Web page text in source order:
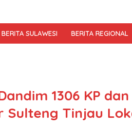
BERITA SULAWESI BERITA REGIONAL
1306 KP
Sulteng Tinjau